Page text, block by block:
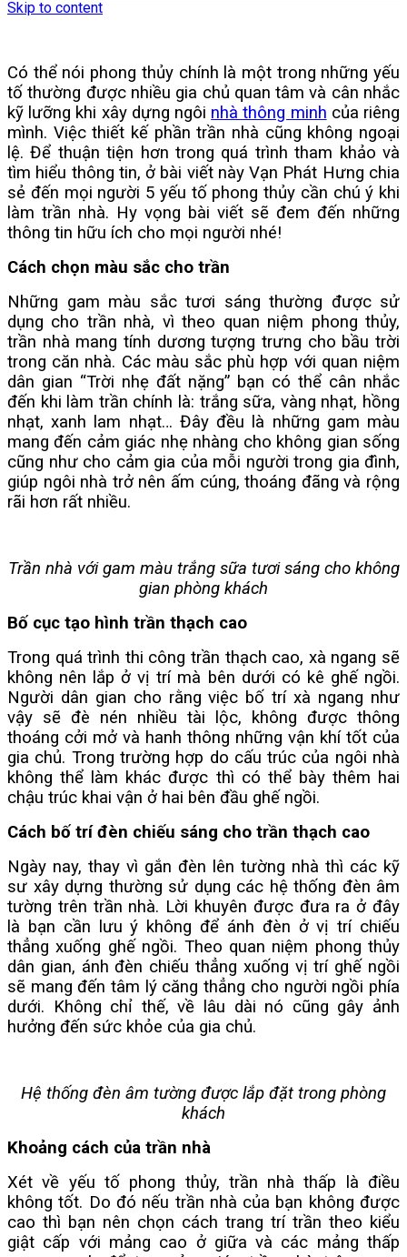
Skip to content
Có thể nói phong thủy chính là một trong những yếu
tố thường được nhiều gia chủ quan tâm và cân nhắc
kỹ lưỡng khi xây dựng ngôi nhà thông minh của riêng
mình. Việc thiết kế phần trần nhà cũng không ngoại
lệ. Để thuận tiện hơn trong quá trình tham khảo và
tìm hiểu thông tin, ở bài viết này Vạn Phát Hưng chia
sẻ đến mọi người 5 yếu tố phong thủy cần chú ý khi
làm trần nhà. Hy vọng bài viết sẽ đem đến những
thông tin hữu ích cho mọi người nhé!
Cách chọn màu sắc cho trần
Những gam màu sắc tươi sáng thường được sử
dụng cho trần nhà, vì theo quan niệm phong thủy,
trần nhà mang tính dương tượng trưng cho bầu trời
trong căn nhà. Các màu sắc phù hợp với quan niệm
dân gian “Trời nhẹ đất nặng” bạn có thể cân nhắc
đến khi làm trần chính là: trắng sữa, vàng nhạt, hồng
nhạt, xanh lam nhạt… Đây đều là những gam màu
mang đến cảm giác nhẹ nhàng cho không gian sống
cũng như cho cảm gia của mỗi người trong gia đình,
giúp ngôi nhà trở nên ấm cúng, thoáng đãng và rộng
rãi hơn rất nhiều.
Trần nhà với gam màu trắng sữa tươi sáng cho không
gian phòng khách
Bố cục tạo hình trần thạch cao
Trong quá trình thi công trần thạch cao, xà ngang sẽ
không nên lắp ở vị trí mà bên dưới có kê ghế ngồi.
Người dân gian cho rằng việc bố trí xà ngang như
vậy sẽ đè nén nhiều tài lộc, không được thông
thoáng cởi mở và hanh thông những vận khí tốt của
gia chủ. Trong trường hợp do cấu trúc của ngôi nhà
không thể làm khác được thì có thể bày thêm hai
chậu trúc khai vận ở hai bên đầu ghế ngồi.
Cách bố trí đèn chiếu sáng cho trần thạch cao
Ngày nay, thay vì gắn đèn lên tường nhà thì các kỹ
sư xây dựng thường sử dụng các hệ thống đèn âm
tường trên trần nhà. Lời khuyên được đưa ra ở đây
là bạn cần lưu ý không để ánh đèn ở vị trí chiếu
thẳng xuống ghế ngồi. Theo quan niệm phong thủy
dân gian, ánh đèn chiếu thẳng xuống vị trí ghế ngồi
sẽ mang đến tâm lý căng thẳng cho người ngồi phía
dưới. Không chỉ thế, về lâu dài nó cũng gây ảnh
hưởng đến sức khỏe của gia chủ.
Hệ thống đèn âm tường được lắp đặt trong phòng
khách
Khoảng cách của trần nhà
Xét về yếu tố phong thủy, trần nhà thấp là điều
không tốt. Do đó nếu trần nhà của bạn không được
cao thì bạn nên chọn cách trang trí trần theo kiểu
giật cấp với mảng cao ở giữa và các mảng thấp